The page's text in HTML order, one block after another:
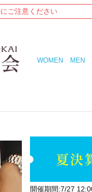
ご注意ください
WOMEN MEN
開催期間:7/27